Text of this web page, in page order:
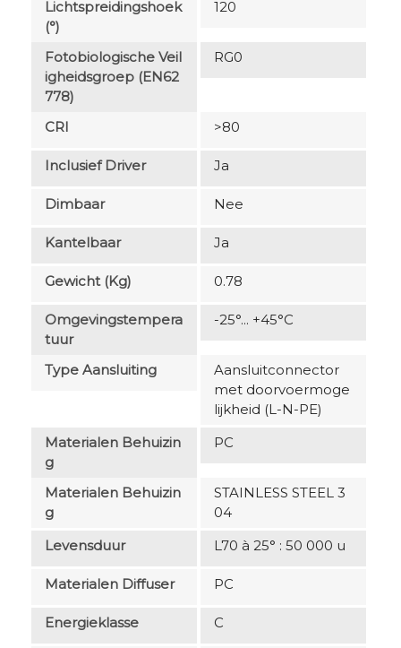
Lichtspreidingshoek
(°)
120
Fotobiologische Veil
Igheidsgroep (EN62
778)
RG0
CRI >80
Inclusief Driver Ja
Dimbaar Nee
Kantelbaar Ja
Gewicht (kg) 0.78
Omgevingstempera
Tuur
-25°... +45°C
Type Aansluiting
Aansluitconnector
met doorvoermoge
lijkheid (L-N-PE)
Materialen Behuizin
G
PC
Materialen Behuizin
G
STAINLESS STEEL 3
04
Levensduur
L70 à 25° : 50 000 u
Materialen Diffuser PC
Energieklasse C